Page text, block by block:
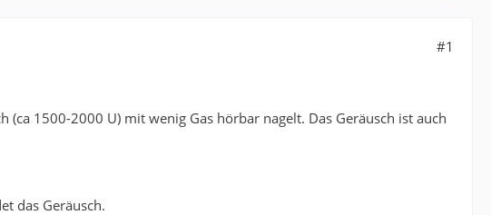
#1
1500-2000 U) mit wenig Gas hörbar nagelt. Das Geräusch ist auch
das Geräusch.